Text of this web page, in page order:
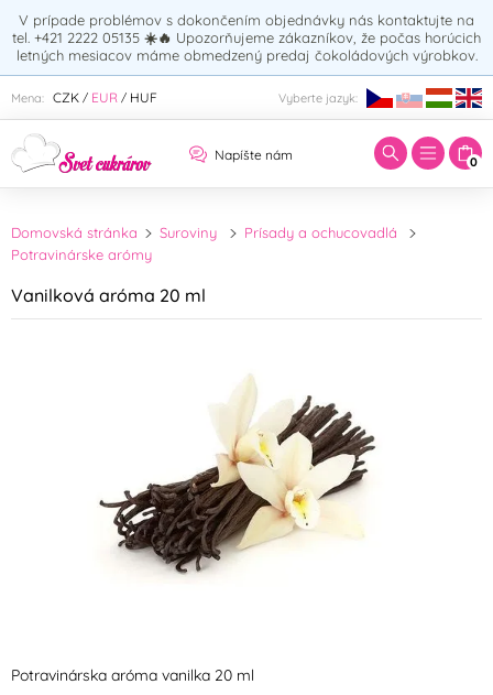
V prípade problémov s dokončením objednávky nás kontaktujte na
tel. +421 2222 05135 ☀️🔥 Upozorňujeme zákazníkov, že počas horúcich
letných mesiacov máme obmedzený predaj čokoládových výrobkov.
Mena: CZK / EUR / HUF Vyberte jazyk:
Napíšte nám 0
Zadajte hľadaný výraz:
Domovská stránka Suroviny
Prísady a ochucovadlá
Potravinárske arómy
Vanilková aróma 20 ml
Potravinárska aróma vanilka 20 ml